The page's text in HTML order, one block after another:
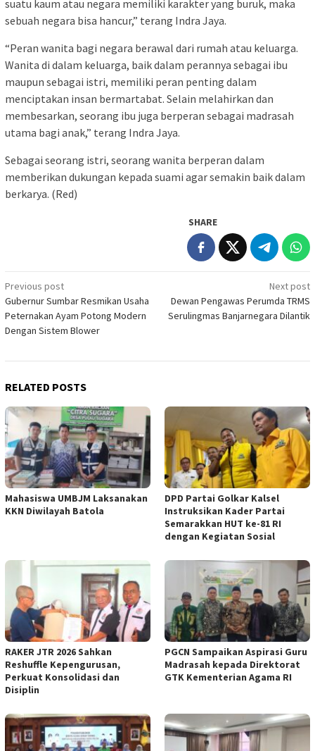
suatu kaum atau negara memiliki karakter yang buruk, maka
sebuah negara bisa hancur,” terang Indra Jaya.
“Peran wanita bagi negara berawal dari rumah atau keluarga.
Wanita di dalam keluarga, baik dalam perannya sebagai ibu
maupun sebagai istri, memiliki peran penting dalam
menciptakan insan bermartabat. Selain melahirkan dan
membesarkan, seorang ibu juga berperan sebagai madrasah
utama bagi anak,” terang Indra Jaya.
Sebagai seorang istri, seorang wanita berperan dalam
memberikan dukungan kepada suami agar semakin baik dalam
berkarya. (Red)
SHARE
Post
navigation
Previous post
Gubernur Sumbar Resmikan Usaha
Peternakan Ayam Potong Modern
Dengan Sistem Blower
Next post
Dewan Pengawas Perumda TRMS
Serulingmas Banjarnegara Dilantik
RELATED POSTS
Mahasiswa UMBJM Laksanakan
KKN Diwilayah Batola
DPD Partai Golkar Kalsel
Instruksikan Kader Partai
Semarakkan HUT ke-81 RI
dengan Kegiatan Sosial
RAKER JTR 2026 Sahkan
Reshuffle Kepengurusan,
Perkuat Konsolidasi dan
Disiplin
PGCN Sampaikan Aspirasi Guru
Madrasah kepada Direktorat
GTK Kementerian Agama RI